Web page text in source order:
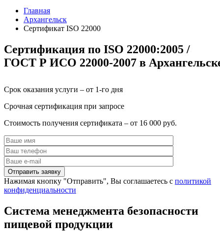
Главная
Архангельск
Сертификат ISO 22000
Сертификация по ISO 22000:2005 /
ГОСТ Р ИСО 22000-2007 в
Срок оказания услуги – от 1-го дня
Срочная сертификация при запросе
Стоимость получения сертификата – от 16 000 руб.
Нажимая кнопку "Отправить", Вы соглашаетесь с политикой
конфиденциальности
Система менеджмента безопасности
пищевой продукции